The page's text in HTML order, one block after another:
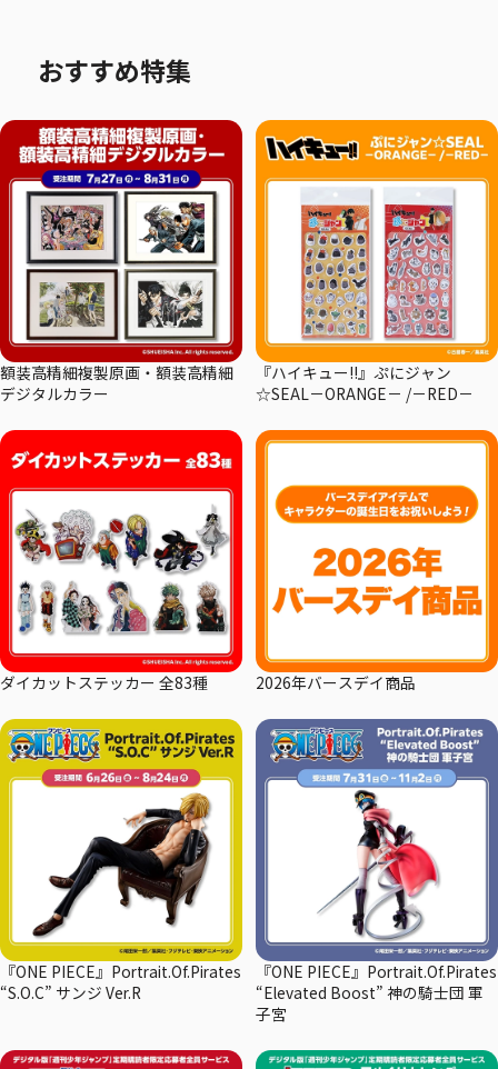
おすすめ特集
額装高精細複製原画・額装高精細
デジタルカラー
『ハイキュー!!』ぷにジャン
☆SEAL－ORANGE－ /－RED－
ダイカットステッカー 全83種 2026年バースデイ商品
『ONE PIECE』Portrait.Of.Pirates
“S.O.C” サンジ Ver.R
『ONE PIECE』Portrait.Of.Pirates
“Elevated Boost” 神の騎士団 軍
子宮